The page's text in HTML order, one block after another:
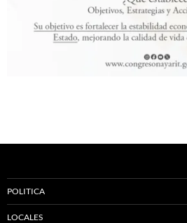
POLITICA
LOCALES